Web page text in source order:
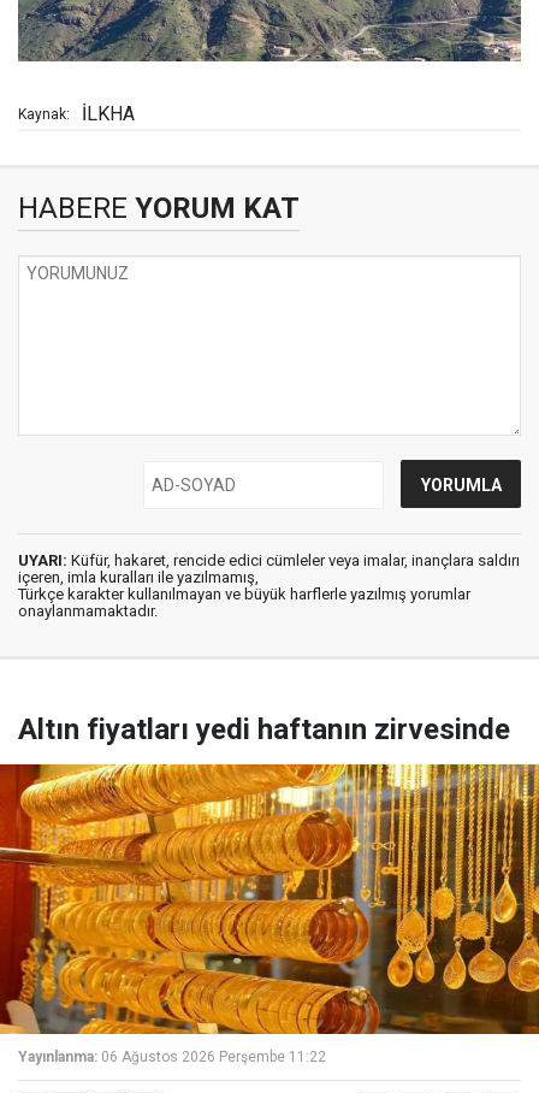
Kaynak: İLKHA
HABERE YORUM KAT
UYARI: Küfür, hakaret, rencide edici cümleler veya imalar, inançlara saldırı
içeren, imla kuralları ile yazılmamış,
Türkçe karakter kullanılmayan ve büyük harflerle yazılmış yorumlar
onaylanmamaktadır.
Altın fiyatları yedi haftanın zirvesinde
Yayınlanma: 06 Ağustos 2026 Perşembe 11:22